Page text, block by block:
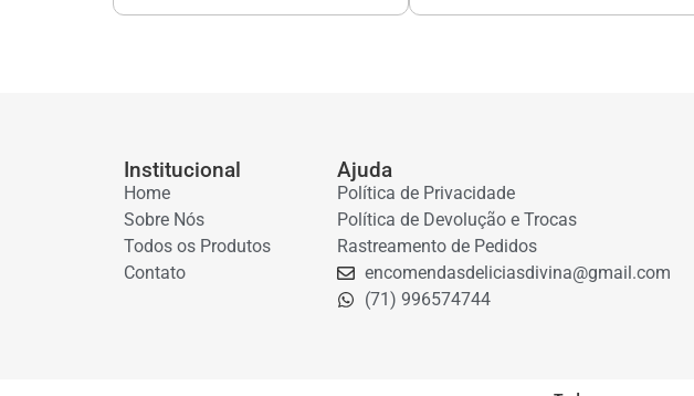
Institucional
Home
Sobre Nós
Todos os Produtos
Contato
Ajuda
Política de Privacidade
Política de Devolução e Trocas
Rastreamento de Pedidos
encomendasdeliciasdivina@gmail.com
(71) 996574744